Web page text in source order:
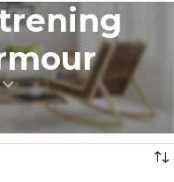
trening Under Armour”